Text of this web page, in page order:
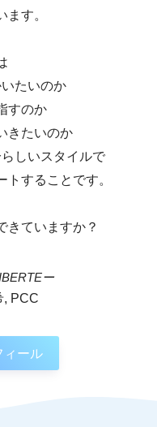
ます。
たいのか
すのか
きたいのか
しいスタイルで
することです。
きていますか？
ー
PCC
ィール